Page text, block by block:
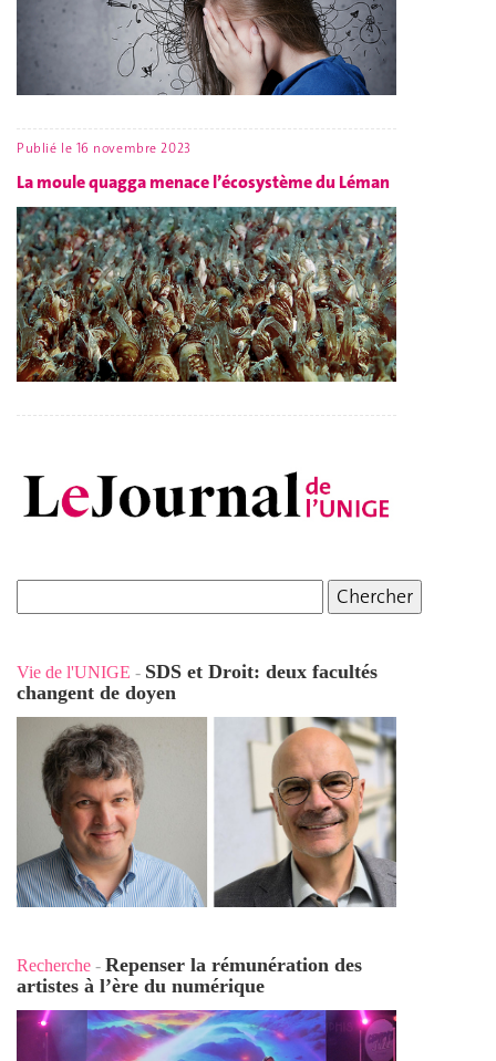
Publié le 16 novembre 2023
La moule quagga menace l’écosystème du Léman
Vie de l'UNIGE - SDS et Droit: deux facultés
changent de doyen
Recherche - Repenser la rémunération des
artistes à l’ère du numérique